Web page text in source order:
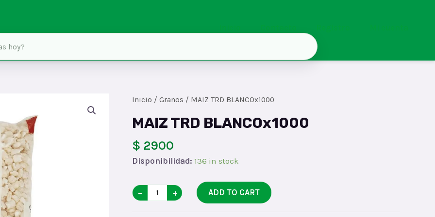
Inicio / Granos / MAIZ TRD BLANCOx1000
MAIZ TRD BLANCOx1000
$ 2900
Disponibilidad: 136 in stock
MAIZ
TRD
− + ADD TO CART